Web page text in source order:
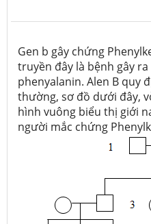
Gen b gây chứng
truyền đây là bệnh gây
phenyalanin. Alen B quy
thường, sơ đồ dưới đây,
hình vuông biểu thị giới
người mắc chứng